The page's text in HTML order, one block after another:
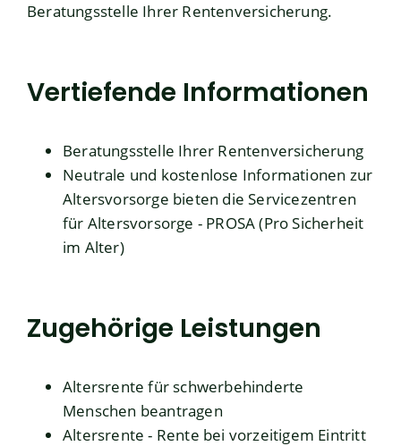
Beratungsstelle Ihrer Rentenversicherung.
Vertiefende Informationen
Beratungsstelle Ihrer Rentenversicherung
Neutrale und kostenlose Informationen zur
Altersvorsorge bieten die Servicezentren
für Altersvorsorge - PROSA (Pro Sicherheit
im Alter)
Zugehörige Leistungen
Altersrente für schwerbehinderte
Menschen beantragen
Altersrente - Rente bei vorzeitigem Eintritt